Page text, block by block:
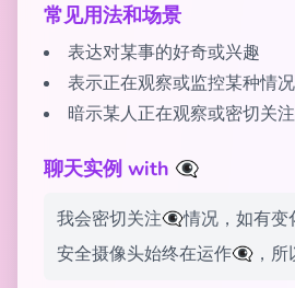
常见用法和场景
表达对某事的好奇或兴趣
表示正在观察或监控某种情况
暗示某人正在观察或密切关注
聊天实例 with 👁️‍🗨️
我会密切关注👁️‍🗨️情况，如有变
安全摄像头始终在运作👁️‍🗨️，所